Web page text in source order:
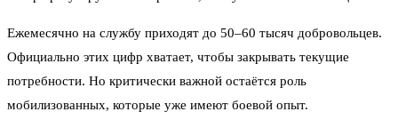
Ежемесячно на службу приходят до 50–60 тысяч добровольцев.
Официально этих цифр хватает, чтобы закрывать текущие
потребности. Но критически важной остаётся роль
мобилизованных, которые уже имеют боевой опыт.